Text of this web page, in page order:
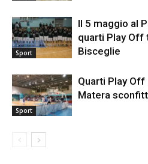
Sport
Il 5 maggio al
quarti Play Off
Bisceglie
Sport
Quarti Play
Matera